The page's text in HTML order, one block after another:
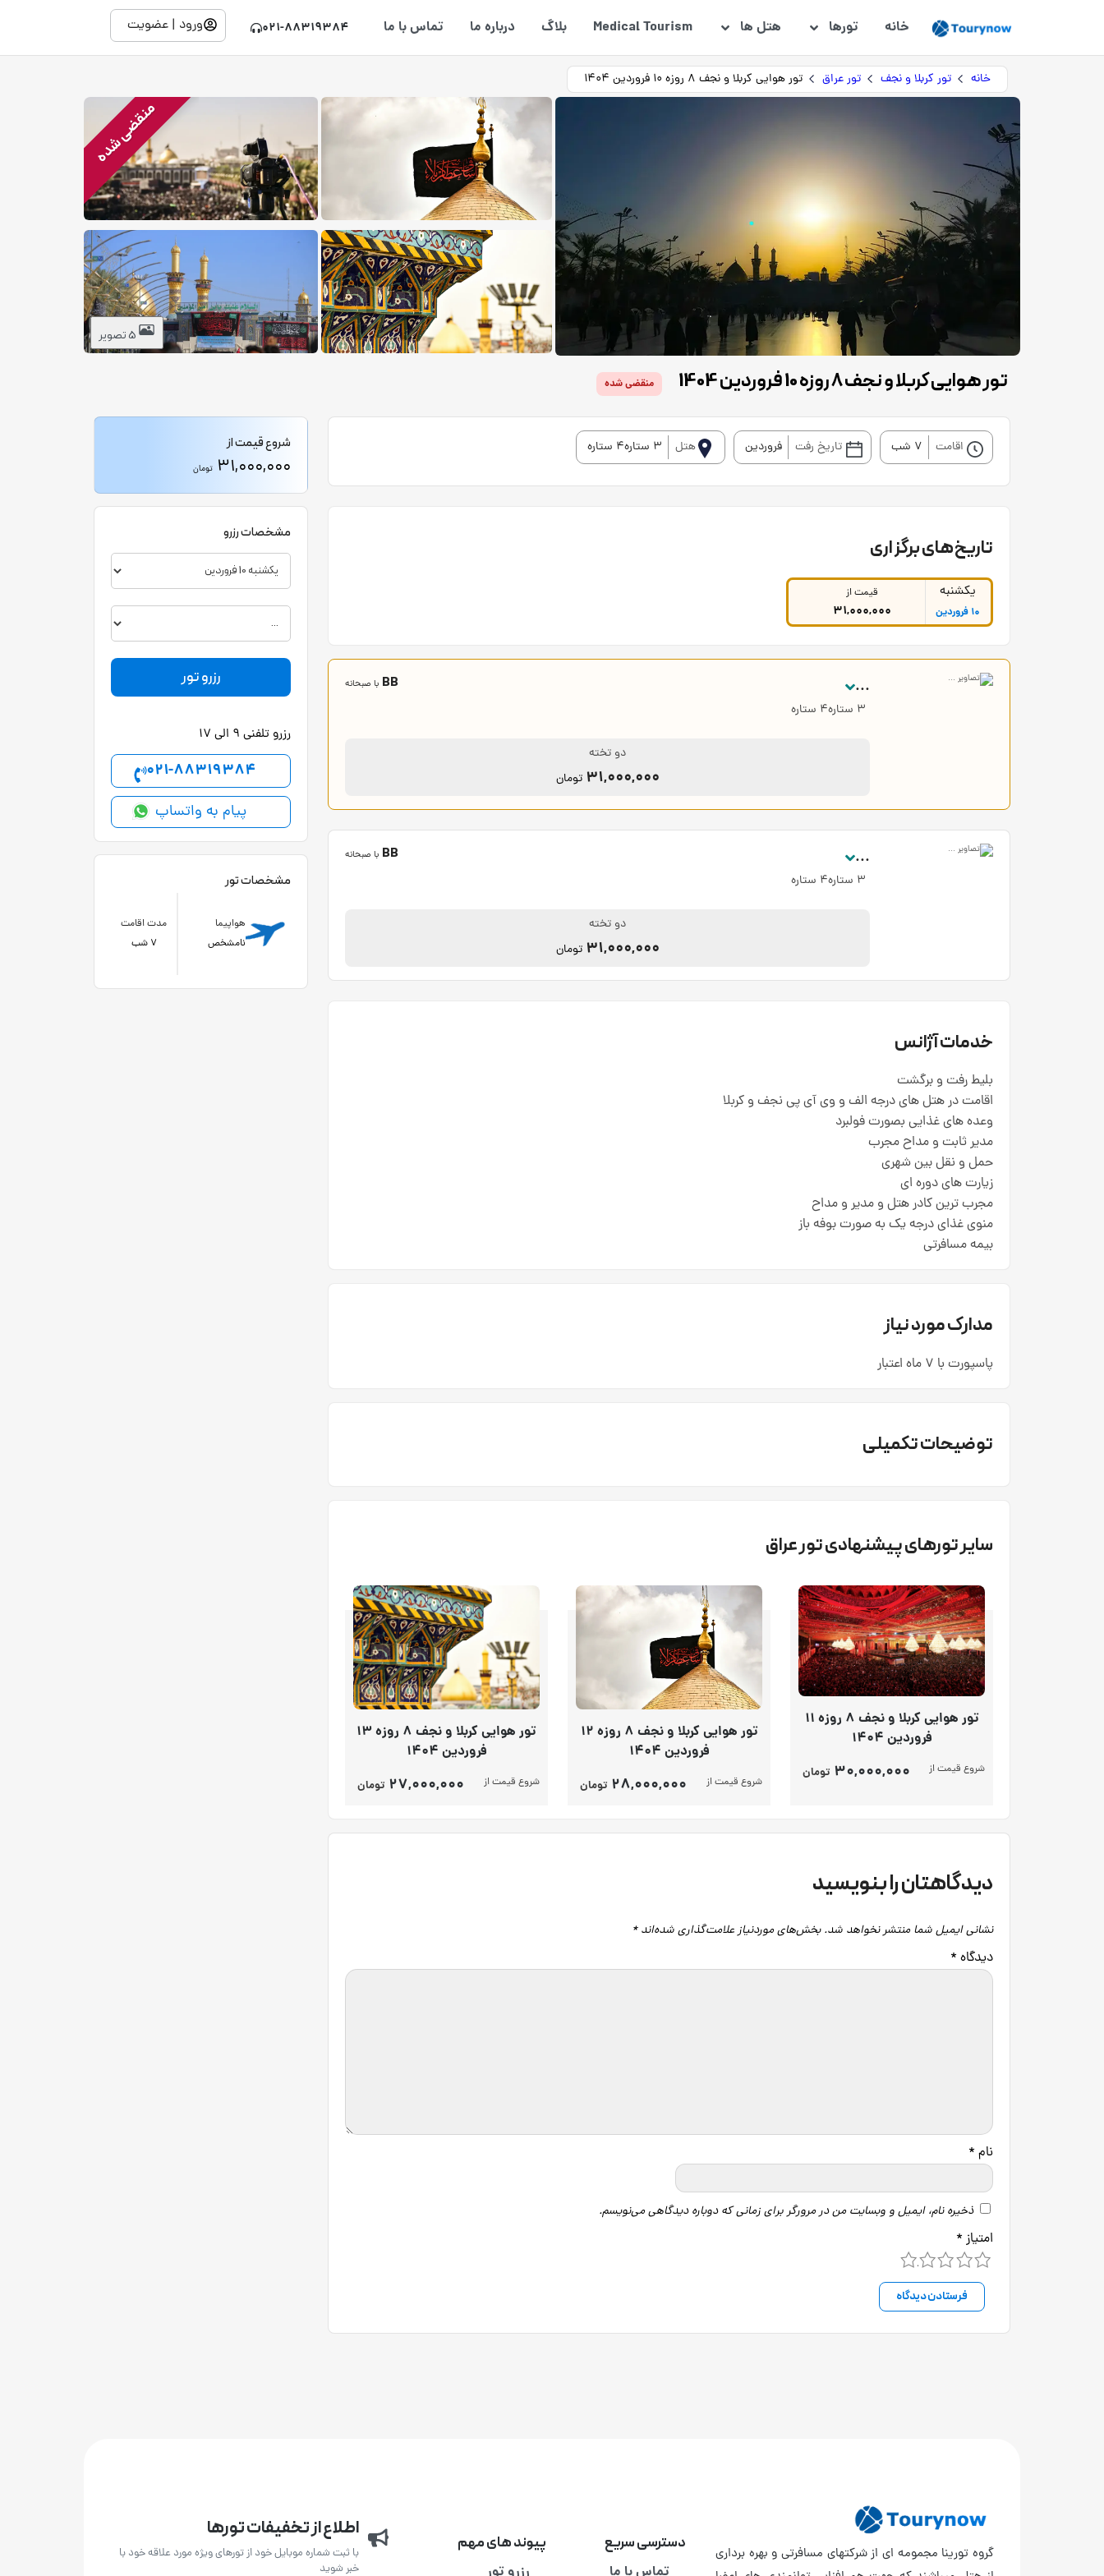
خانه تورها هتل ها Medical Tourism بلاگ درباره ما تماس با ما 021-88319384 ورود | عضویت
خانه تور کربلا و نجف تور عراق تور هوایی کربلا و نجف 8 روزه 10 فروردین 1404
5 تصویر
منقضی شده
تور هوایی کربلا و نجف 8 روزه 10 فروردین 1404 منقضی شده
اقامت 7 شب تاریخ رفت فروردین هتل 3 ستاره4 ستاره
تاریخ‌های برگزاری
یکشنبه
10 فروردین
قیمت از
31,000,000
...
3 ستاره4 ستاره
BB با صبحانه
دو تخته
31,000,000 تومان
...
3 ستاره4 ستاره
BB با صبحانه
دو تخته
31,000,000 تومان
خدمات آژانس
بلیط رفت و برگشت
اقامت در هتل های درجه الف و وی آی پی نجف و کربلا
وعده های غذایی بصورت فولبرد
مدیر ثابت و مداح مجرب
حمل و نقل بین شهری
زیارت های دوره ای
مجرب ترین کادر هتل و مدیر و مداح
منوی غذای درجه یک به صورت بوفه باز
بیمه مسافرتی
مدارک مورد نیاز
پاسپورت با 7 ماه اعتبار
توضیحات تکمیلی
سایر تورهای پیشنهادی تور عراق
تور هوایی کربلا و نجف 8 روزه 11
فروردین 1404
شروع قیمت از 30,000,000 تومان
تور هوایی کربلا و نجف 8 روزه 12
فروردین 1404
شروع قیمت از 28,000,000 تومان
تور هوایی کربلا و نجف 8 روزه 13
فروردین 1404
شروع قیمت از 27,000,000 تومان
دیدگاهتان را بنویسید
نشانی ایمیل شما منتشر نخواهد شد. بخش‌های موردنیاز علامت‌گذاری شده‌اند*
دیدگاه *
نام *
ذخیره نام، ایمیل و وبسایت من در مرورگر برای زمانی که دوباره دیدگاهی می‌نویسم.
امتیاز *
4 3 2 1
شروع قیمت از
31,000,000 تومان
مشخصات رزرو
رزرو تلفنی 9 الی 17
021-88319384
پیام به واتساپ
مشخصات تور
هواپیما
نامشخص
مدت اقامت
7 شب
گروه تورینا مجمومه ای از شرکتهای مسافرتی و بهره برداری
دسترسی سریع پیوند های مهم
اطلاع از تخفیفات تورها
با ثبت شماره موبایل خود از تورهای ویژه مورد علاقه خود با
خبر شوید